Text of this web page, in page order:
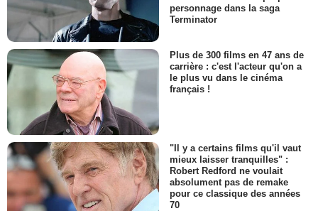
personnage dans la saga
Terminator
Plus de 300 films en 47 ans de
carrière : c'est l'acteur qu'on a
le plus vu dans le cinéma
français !
"Il y a certains films qu'il vaut
mieux laisser tranquilles" :
Robert Redford ne voulait
absolument pas de remake
pour ce classique des années
70